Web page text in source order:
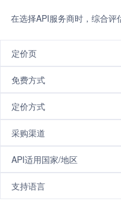
在选择API服务商时，综合
定价页
免费方式
定价方式
采购渠道
API适用国家/地区
支持语言